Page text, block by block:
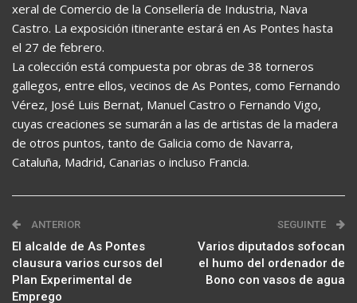
xeral de Comercio de la Consellería de Industria, Nava
Castro. La exposición itinerante estará en As Pontes hasta
el 27 de febrero.
La colección está compuesta por obras de 38 torneros
gallegos, entre ellos, vecinos de As Pontes, como Fernando
Vérez, José Luis Bernat, Manuel Castro o Fernando Vigo,
cuyas creaciones se sumarán a las de artistas de la madera
de otros puntos, tanto de Galicia como de Navarra,
Cataluña, Madrid, Canarias o incluso Francia.
ANTERIOR
El alcalde de As Pontes
clausura varios cursos del
Plan Experimental de
Emprego
SEGUINTE
Varios diputados sofocan
el humo del ordenador de
Bono con vasos de agua